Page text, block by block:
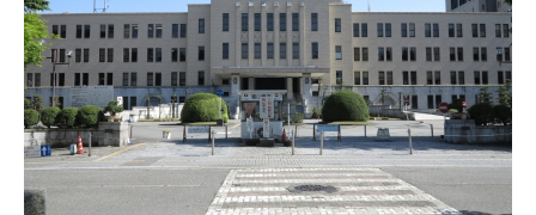
好きが集まる 比べて選べる
ビジネスと働き方のヒント
AI活用のいまが分かる
企業ITのトレンドを詳説